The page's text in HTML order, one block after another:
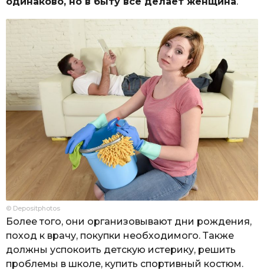
© Depositphotos
Более того, они организовывают дни рождения,
поход к врачу, покупки необходимого. Также
должны успокоить детскую истерику, решить
проблемы в школе, купить спортивный костюм.